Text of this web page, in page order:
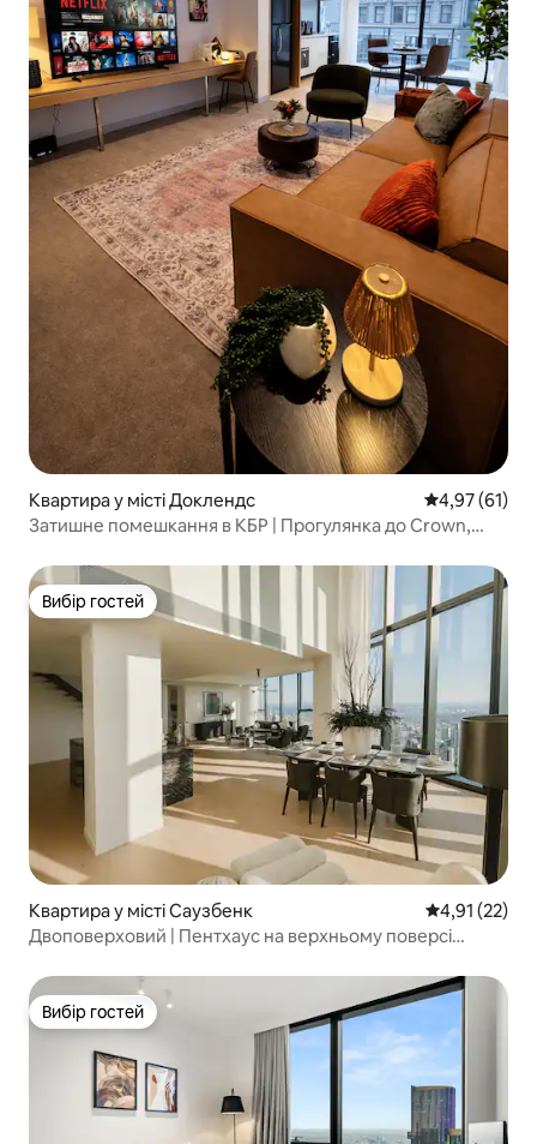
Квартира у місті Доклендс Середня
4,97 (61)
Затишне помешкання в КБР | Прогулянка до Crown,
Вибір гостей
Вибір гостей
Квартира у місті Саузбенк Середня
4,91 (22)
Двоповерховий | Пентхаус на верхньому поверсі
Вибір гостей
Вибір гостей